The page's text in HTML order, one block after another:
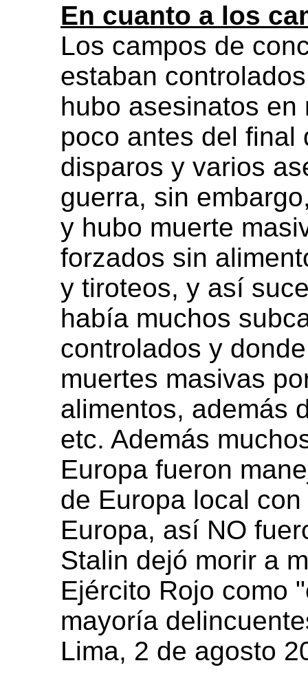
En cuanto a los
Los campos de
estaban
hubo asesinatos
poco antes del final
disparos y varios
guerra, sin
y hubo muerte
forzados sin
y tiroteos, y así
había muchos
controlados y
muertes masivas
alimentos, además
etc. Además
Europa fueron
de Europa local
Europa, así NO
Stalin dejó morir a
Ejército Rojo como
mayoría
Lima, 2 de agosto